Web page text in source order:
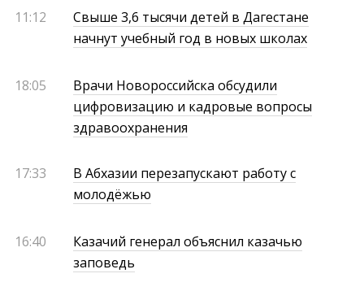
11:12
Свыше 3,6 тысячи детей в Дагестане
начнут учебный год в новых школах
18:05
Врачи Новороссийска обсудили
цифровизацию и кадровые вопросы
здравоохранения
17:33
В Абхазии перезапускают работу с
молодёжью
16:40
Казачий генерал объяснил казачью
заповедь